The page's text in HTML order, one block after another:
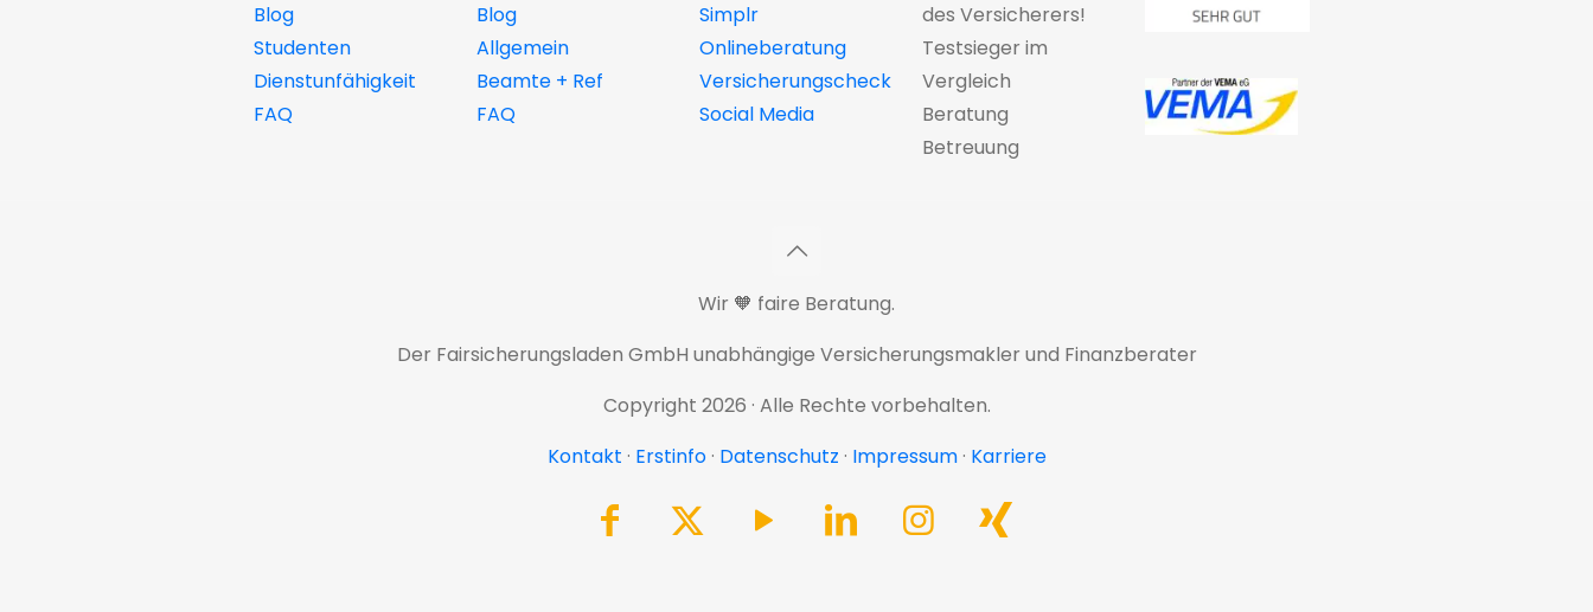
Blog
Studenten
Dienstunfähigkeit
FAQ
Blog
Allgemein
Beamte + Ref
FAQ
Simplr
Onlineberatung
Versicherungscheck
Social Media
des Versicherers!
Testsieger im
Vergleich
Beratung
Betreuung
Wir 🧡 faire Beratung.
Der Fairsicherungsladen GmbH unabhängige Versicherungsmakler und Finanzberater
Copyright 2026 · Alle Rechte vorbehalten.
Kontakt · Erstinfo· Datenschutz · Impressum· Karriere